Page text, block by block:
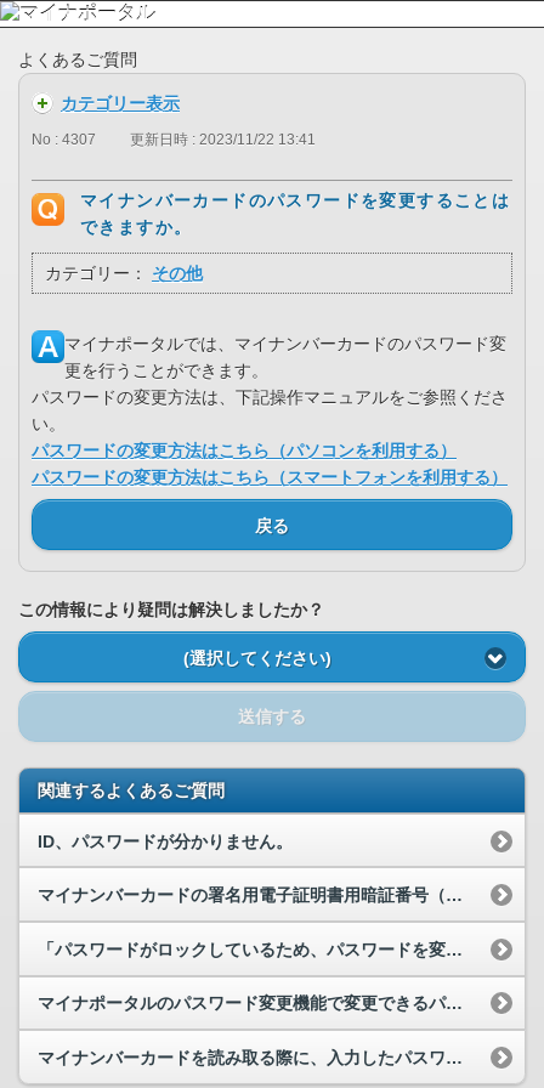
よくあるご質問
カテゴリー表示
No : 4307 更新日時 : 2023/11/22 13:41
マイナンバーカードのパスワードを変更することは
できますか。
カテゴリー： その他
マイナポータルでは、マイナンバーカードのパスワード変
更を行うことができます。
パスワードの変更方法は、下記操作マニュアルをご参照くださ
い。
パスワードの変更方法はこちら（パソコンを利用する）
パスワードの変更方法はこちら（スマートフォンを利用する）
戻る
この情報により疑問は解決しましたか？
(選択してください)
送信する
関連するよくあるご質問
ID、パスワードが分かりません。
マイナンバーカードの署名用電子証明書用暗証番号（英数字6～16文字）を忘れてしまいました。どう...
「パスワードがロックしているため、パスワードを変更できませんでした。お住まいの市区町村の窓口で...
マイナポータルのパスワード変更機能で変更できるパスワードの種類と桁数について教えてください。
マイナンバーカードを読み取る際に、入力したパスワードを確認することはできますか。